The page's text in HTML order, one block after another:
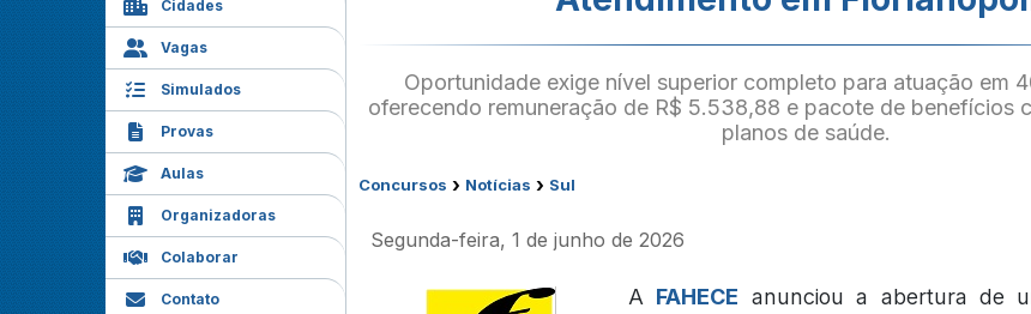
Cidades
Vagas
Simulados
Provas
Aulas
Organizadoras
Colaborar
Contato
Oportunidade exige nível superior completo para atuação em
oferecendo remuneração de R$ 5.538,88 e pacote de benefícios
planos de saúde.
Concursos › Notícias › Sul
Segunda-feira, 1 de junho de 2026
A FAHECE anunciou a abertura de